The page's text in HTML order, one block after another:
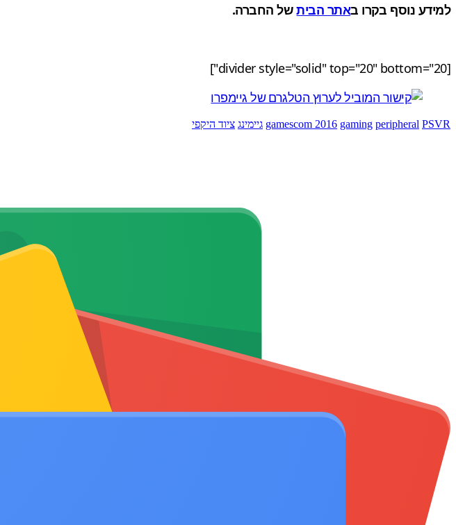
למידע נוסף בקרו באתר הביתשל החברה.
[divider style="solid" top="20" bottom="20"]
gamescom 2016 gaming peripheral PSVR גיימינג ציוד היקפי